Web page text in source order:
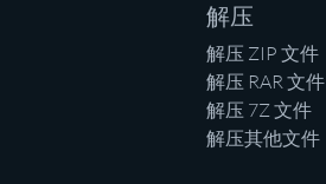
解压
解压 ZIP 文件
解压 RAR 文件
解压 7Z 文件
解压其他文件